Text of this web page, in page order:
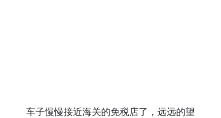
车子慢慢接近海关的免税店了，远远的望